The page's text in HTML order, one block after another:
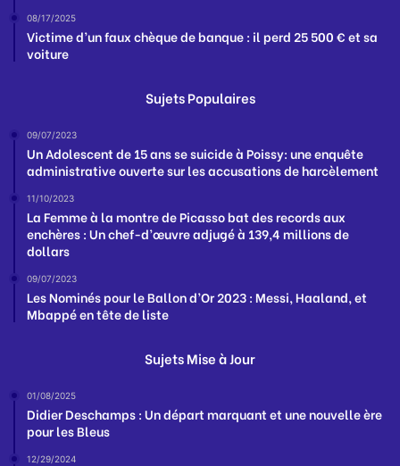
08/17/2025
Victime d’un faux chèque de banque : il perd 25 500 € et sa
voiture
Sujets Populaires
09/07/2023
Un Adolescent de 15 ans se suicide à Poissy: une enquête
administrative ouverte sur les accusations de harcèlement
11/10/2023
La Femme à la montre de Picasso bat des records aux
enchères : Un chef-d’œuvre adjugé à 139,4 millions de
dollars
09/07/2023
Les Nominés pour le Ballon d’Or 2023 : Messi, Haaland, et
Mbappé en tête de liste
Sujets Mise à Jour
01/08/2025
Didier Deschamps : Un départ marquant et une nouvelle ère
pour les Bleus
12/29/2024